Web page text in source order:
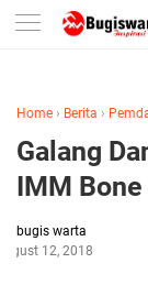
-->
Home › Berita ›
Galang
IMM
bugis warta
12, 2018